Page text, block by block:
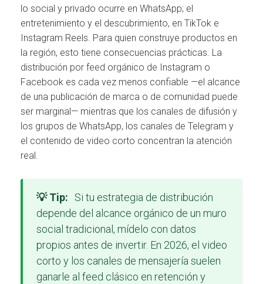
lo social y privado ocurre en WhatsApp; el
entretenimiento y el descubrimiento, en TikTok e
Instagram Reels. Para quien construye productos en
la región, esto tiene consecuencias prácticas. La
distribución por feed orgánico de Instagram o
Facebook es cada vez menos confiable —el alcance
de una publicación de marca o de comunidad puede
ser marginal— mientras que los canales de difusión y
los grupos de WhatsApp, los canales de Telegram y
el contenido de video corto concentran la atención
real.
💡 Tip:
Si tu estrategia de distribución
depende del alcance orgánico de un muro
social tradicional, mídelo con datos
propios antes de invertir. En 2026, el video
corto y los canales de mensajería suelen
ganarle al feed clásico en retención y